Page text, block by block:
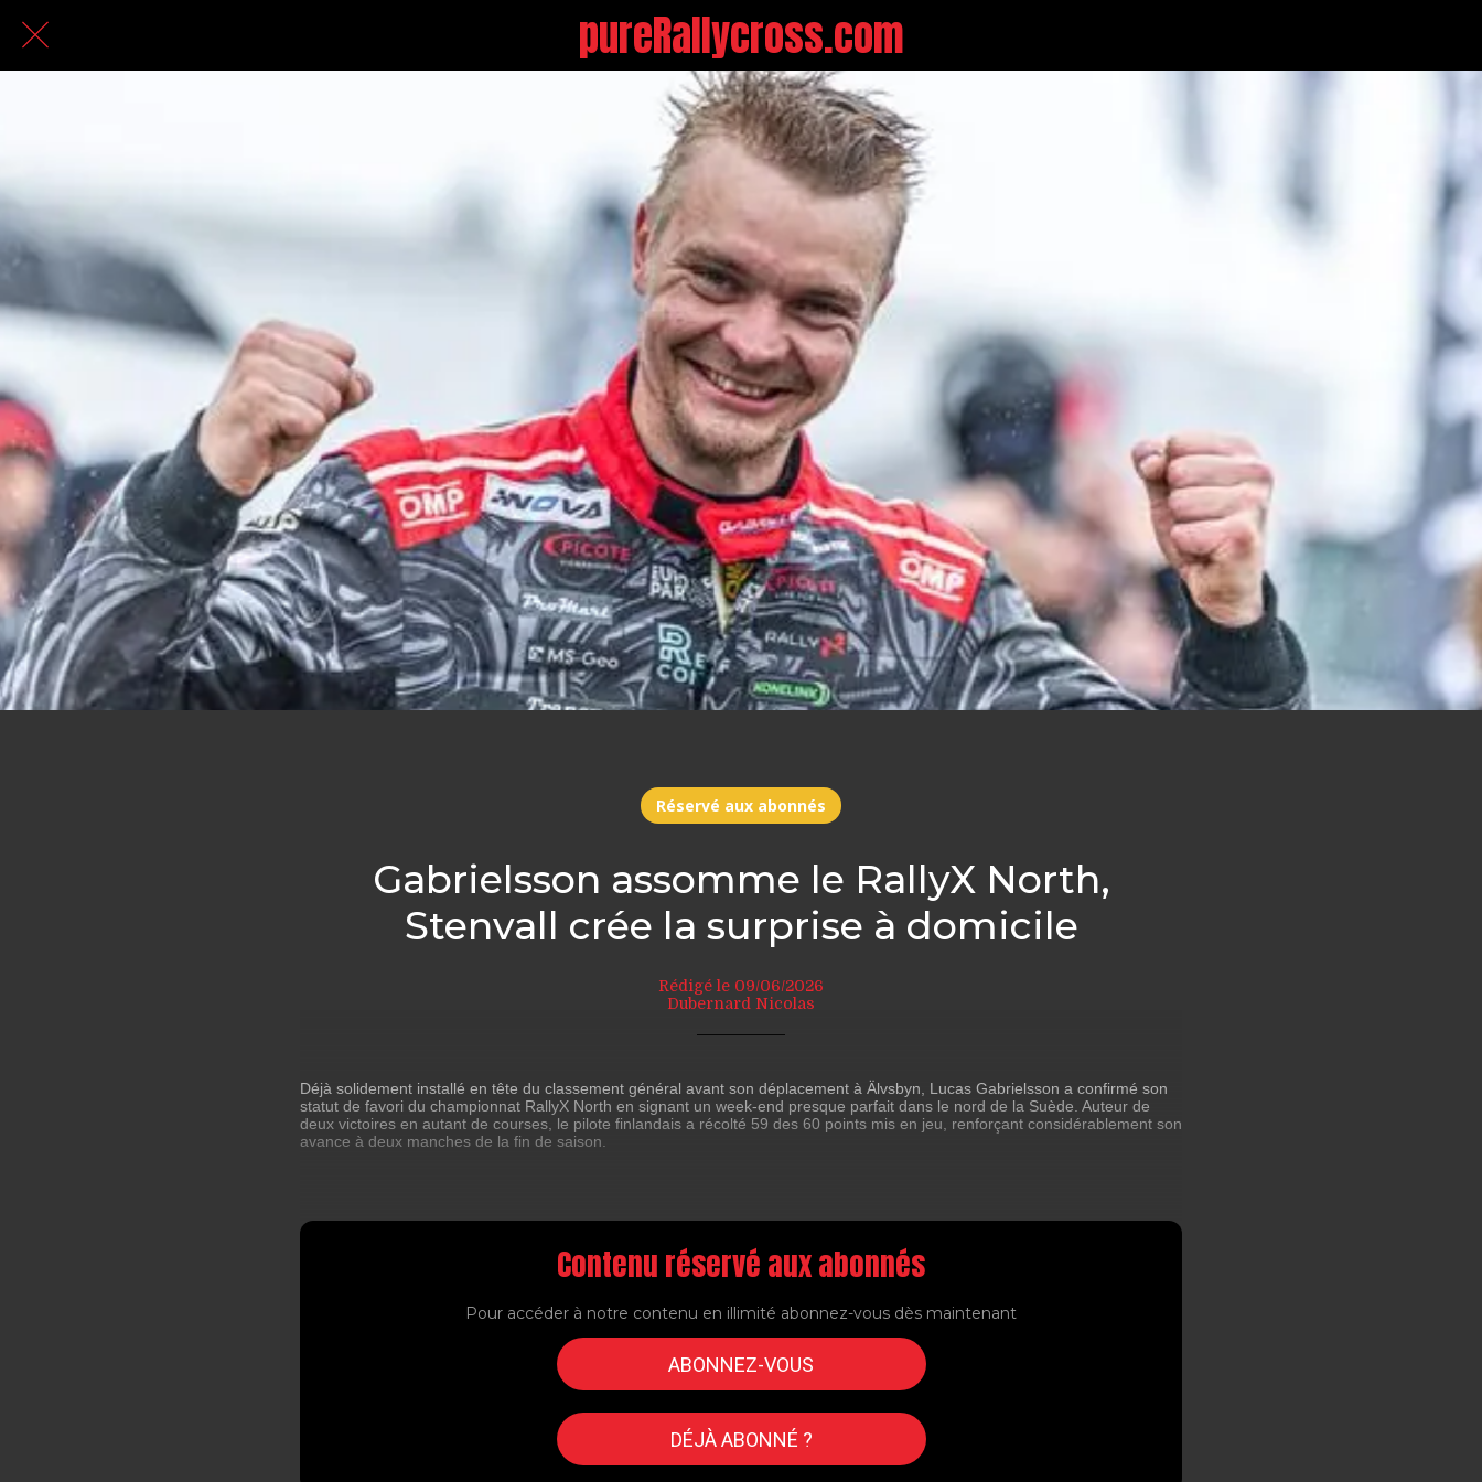
pureRallycross.com
Réservé aux abonnés
Gabrielsson assomme le RallyX North,
Stenvall crée la surprise à domicile
Rédigé le 09/06/2026
Dubernard Nicolas
Déjà solidement installé en tête du classement général avant son déplacement à Älvsbyn, Lucas Gabrielsson a confirmé son
statut de favori du championnat RallyX North en signant un week-end presque parfait dans le nord de la Suède. Auteur de
deux victoires en autant de courses, le pilote finlandais a récolté 59 des 60 points mis en jeu, renforçant considérablement son
avance à deux manches de la fin de saison.
Contenu réservé aux abonnés
Pour accéder à notre contenu en illimité abonnez-vous dès maintenant
ABONNEZ-VOUS
DÉJÀ ABONNÉ ?